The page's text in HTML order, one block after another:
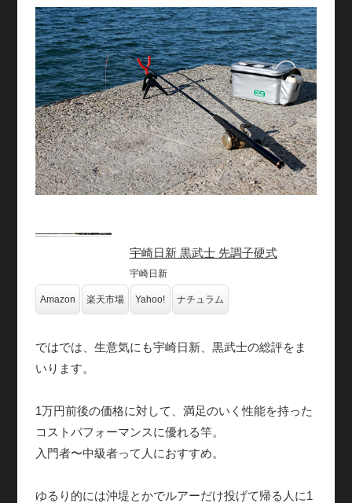
宇崎日新 黒武士 先調子硬式
宇崎日新
Amazon 楽天市場 Yahoo! ナチュラム
ではでは、生意気にも宇崎日新、黒武士の総評をま
いります。
1万円前後の価格に対して、満足のいく性能を持った
コストパフォーマンスに優れる竿。
入門者〜中級者って人におすすめ。
ゆるり的には沖堤とかでルアーだけ投げて帰る人に1